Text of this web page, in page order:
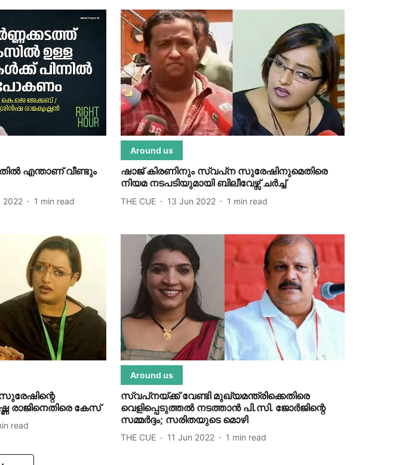
എന്താണ് വീണ്ടും
2022 1 min read
Around us
ഷാജ് കിരണിനും സ്വപ്‌ന സുരേഷിനുമെതിരെ
നിയമ നടപടിയുമായി ബിലീവേഴ്സ് ചര്‍ച്ച്
THE CUE 13 Jun 2022 1 min read
കേസ്
read
Around us
സ്വപ്‌നയ്ക്ക് വേണ്ടി മുഖ്യമന്ത്രിക്കെതിരെ
വെളിപ്പെടുത്തല്‍ നടത്താന്‍ പി.സി. ജോര്‍ജിന്റെ
സമ്മര്‍ദ്ദം; സരിതയുടെ മൊഴി
THE CUE 11 Jun 2022 1 min read